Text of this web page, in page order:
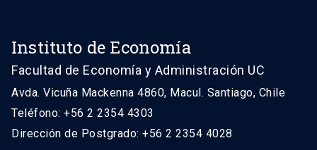
Instituto de Economía
Facultad de Economía y Administración UC
Avda. Vicuña Mackenna 4860, Macul. Santiago, Chile
Teléfono: +56 2 2354 4303
Dirección de Postgrado: +56 2 2354 4028